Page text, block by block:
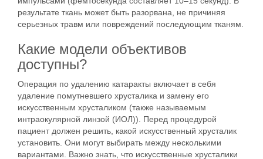
результате ткань может быть разорвана, не причиняя
серьезных травм или повреждений последующим тканям.
Какие модели объективов
доступны?
Операция по удалению катаракты включает в себя
удаление помутневшего хрусталика и замену его
искусственным хрусталиком (также называемым
интраокулярной линзой (ИОЛ)). Перед процедурой
пациент должен решить, какой искусственный хрусталик
установить. Они могут выбирать между несколькими
вариантами. Важно знать, что искусственные хрусталики